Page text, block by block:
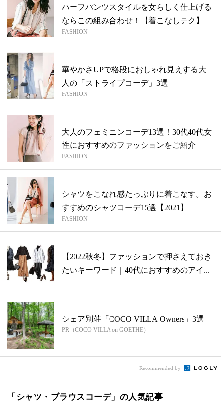
ハーフパンツスタイルを女らしく仕上げる
ならこの組み合わせ！【着こなしテク】
FASHION
華やかさUPで格段におしゃれ見えする大
人の「ストライプコーデ」3選
FASHION
大人のフェミニンコーデ13選！30代40代女
性におすすめのファッションをご紹介
FASHION
シャツをこなれ感たっぷりに着こなす。お
すすめのシャツコーデ15選【2021】
FASHION
【2022秋冬】ファッションで押さえておき
たいキーワード｜40代におすすめのアイ...
シェア別荘「COCO VILLA Owners」3選
PR（COCO VILLA on GOETHE）
Recommended by
「シャツ・ブラウスコーデ」の人気記事